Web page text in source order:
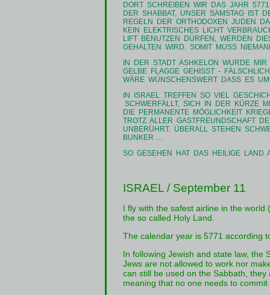
DORT SCHREIBEN WIR DAS JAHR
DER SHABBAT, UNSER SAMSTAG IST
REGELN DER ORTHODOXEN JUDEN
KEIN ELEKTRISCHES LICHT
LIFT BENUTZEN DÜRFEN, WERDEN
GEHALTEN WIRD. SOMIT MUSS
IN DER STADT ASHKELON WURDE
GELBE FLAGGE GEHISST -
WÄRE WÜNSCHENSWERT DASS ES
IN ISRAEL TREFFEN SO VIEL
SCHWERFÄLLT, SICH IN DER KÜRZE
DIE PERMANENTE MÖGLICHKEIT
TROTZ ALLER GASTFREUNDSCHAFT
UNBERÜHRT. ÜBERALL STEHEN
BUNKER …
SO GESEHEN HAT DAS HEILIGE LAND
ISRAEL / September 11
I fly with the safest airline in the
the so called Holy Land.
The calendar year is 5771 according
In following Jewish and state law, the
Jews are not allowed to work nor
can still be used on the Sabbath,
meaning that no one needs to